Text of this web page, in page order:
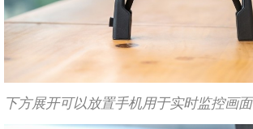
下方展开可以放置手机用于实时监控画面